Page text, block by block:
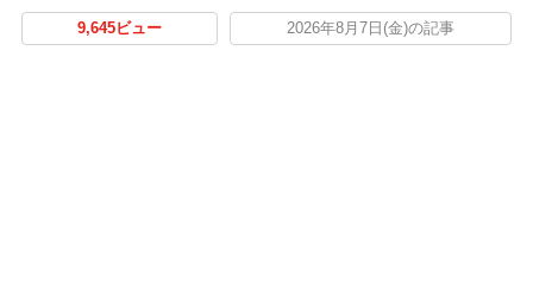
9,645ビュー 2026年8月7日(金)の記事